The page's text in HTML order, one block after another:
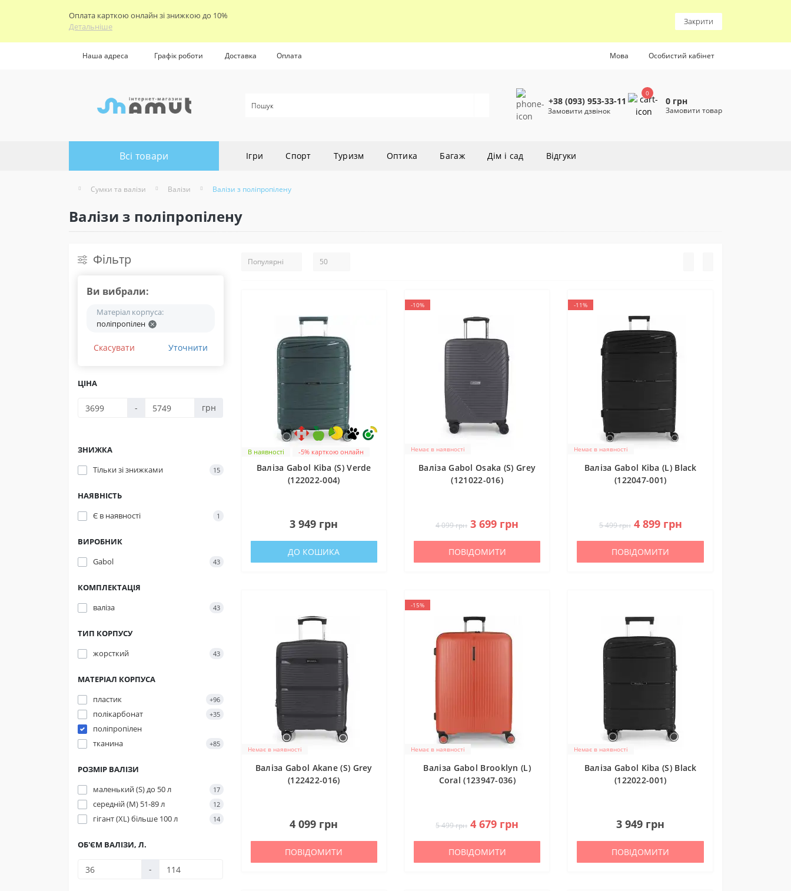
Оплата карткою онлайн зі знижкою до 10%
Детальніше
Закрити
Наша адреса Графік роботи Доставка Оплата Мова Особистий кабінет
+38 (093) 953-33-11
Замовити дзвінок
0
0 грн
Замовити товар
Всі товари Ігри Cпорт Туризм Оптика Багаж Дім і сад Відгуки
Сумки та валізи Валізи Валізи з поліпропілену
Валізи з поліпропілену
Фільтр
Ви вибрали:
Матеріал корпуса:
поліпропілен
Скасувати Уточнити
ЦІНА
- грн
ЗНИЖКА
Тільки зі знижками
15
НАЯВНІСТЬ
Є в наявності
1
ВИРОБНИК
Gabol
43
КОМПЛЕКТАЦІЯ
валіза
43
ТИП КОРПУСУ
жорсткий
43
МАТЕРІАЛ КОРПУСА
пластик
+96
полікарбонат +35
поліпропілен
тканина
+85
РОЗМІР ВАЛІЗИ
маленький (S) до 50 л
17
середній (M) 51-89 л 12
гігант (XL) більше 100 л 14
ОБ'ЄМ ВАЛІЗИ, Л.
-
В наявності -5% карткою онлайн
Валіза Gabol Kiba (S) Verde
(122022-004)
3 949 грн
ДО КОШИКА
-10%
Немає в наявності
Валіза Gabol Osaka (S) Grey
(121022-016)
4 099 грн 3 699 грн
ПОВІДОМИТИ
-11%
Немає в наявності
Валіза Gabol Kiba (L) Black
(122047-001)
5 499 грн 4 899 грн
ПОВІДОМИТИ
Немає в наявності
Валіза Gabol Akane (S) Grey
(122422-016)
4 099 грн
ПОВІДОМИТИ
-15%
Немає в наявності
Валіза Gabol Brooklyn (L)
Coral (123947-036)
5 499 грн 4 679 грн
ПОВІДОМИТИ
Немає в наявності
Валіза Gabol Kiba (S) Black
(122022-001)
3 949 грн
ПОВІДОМИТИ